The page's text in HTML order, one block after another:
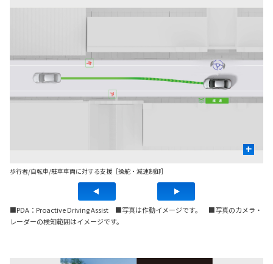
+
歩行者/自転車/駐車車両に対する支援［操舵・減速制御］
■PDA：Proactive Driving Assist ■写真は作動イメージです。 ■写真のカメラ・
レーダーの検知範囲はイメージです。